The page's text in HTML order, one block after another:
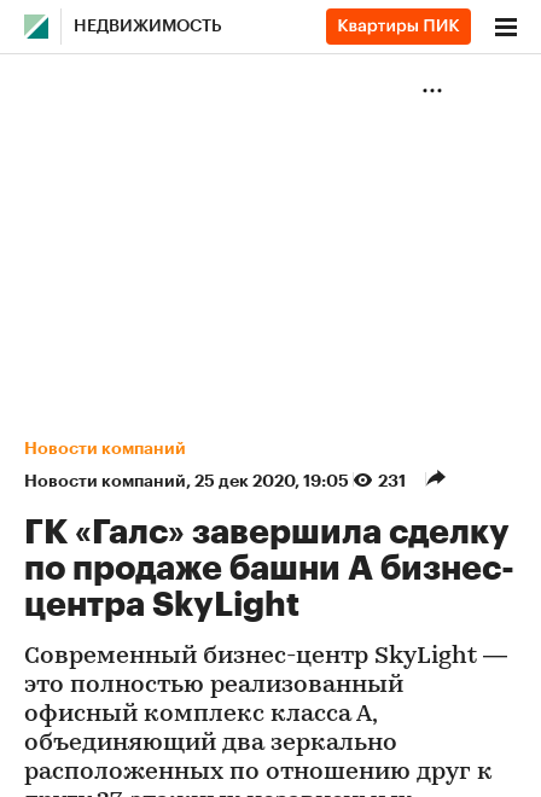
НЕДВИЖИМОСТЬ
Новости компаний
Новости компаний⁠, 25 дек 2020, 19:05 231
ГК «Галс» завершила сделку
по продаже башни А бизнес-
центра SkyLight
Современный бизнес-центр SkyLight —
это полностью реализованный
офисный комплекс класса А,
объединяющий два зеркально
расположенных по отношению друг к